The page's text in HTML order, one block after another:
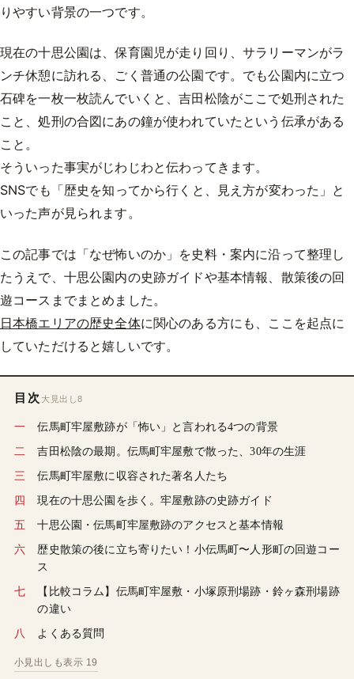
りやすい背景の一つです。
現在の十思公園は、保育園児が走り回り、サラリーマンがラ
ンチ休憩に訪れる、ごく普通の公園です。でも公園内に立つ
石碑を一枚一枚読んでいくと、吉田松陰がここで処刑された
こと、処刑の合図にあの鐘が使われていたという伝承がある
こと。
そういった事実がじわじわと伝わってきます。
SNSでも「歴史を知ってから行くと、見え方が変わった」と
いった声が見られます。
この記事では「なぜ怖いのか」を史料・案内に沿って整理し
たうえで、十思公園内の史跡ガイドや基本情報、散策後の回
遊コースまでまとめました。
日本橋エリアの歴史全体に関心のある方にも、ここを起点に
していただけると嬉しいです。
目次 大見出し8
伝馬町牢屋敷跡が「怖い」と言われる4つの背景
吉田松陰の最期。伝馬町牢屋敷で散った、30年の生涯
伝馬町牢屋敷に収容された著名人たち
現在の十思公園を歩く。牢屋敷跡の史跡ガイド
十思公園・伝馬町牢屋敷跡のアクセスと基本情報
歴史散策の後に立ち寄りたい！小伝馬町〜人形町の回遊コー
ス
【比較コラム】伝馬町牢屋敷・小塚原刑場跡・鈴ヶ森刑場跡
の違い
よくある質問
小見出しも表示 19